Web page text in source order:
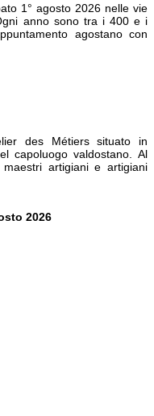
1° agosto 2026 nelle vie
anno sono tra i 400 e i
agostano con
des Métierssituato in
capoluogo valdostano. Al
artigiani e artigiani
2026